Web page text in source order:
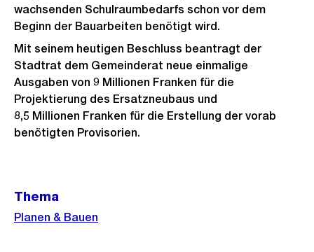
wachsenden Schulraumbedarfs schon vor dem
Beginn der Bauarbeiten benötigt wird.
Mit seinem heutigen Beschluss beantragt der
Stadtrat dem Gemeinderat neue einmalige
Ausgaben von 9 Millionen Franken für die
Projektierung des Ersatzneubaus und
8,5 Millionen Franken für die Erstellung der vorab
benötigten Provisorien.
Informationen
Thema
Planen & Bauen